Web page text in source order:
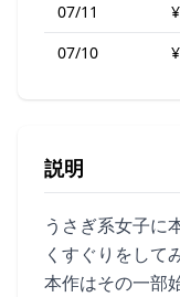
07/11
07/10
説明
うさぎ系女子に
くすぐりをして
本作はその一部